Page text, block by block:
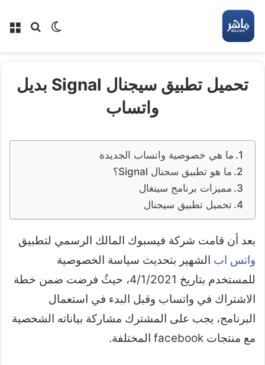
بحثالوضع
تحميل تطبيق سيجنال Signal بديل
واتساب
ما هي خصوصية واتساب الجديدة
ما هو تطبيق سجنال Signal؟
مميزات برنامج سينغال
تحميل تطبيق سيجنال
بعد أن قامت شركة فيسبوك المالك الرسمي لتطبيق
واتس اب الشهير بتحديث سياسة الخصوصية
للمستخدم بتاريخ 4/1/2021، حيثُ فرضت ضمن خطة
الاشتراك في واتساب وقبل البدء في استعمال
البرنامج، يجب على المشترك مشاركة بياناته الشخصية
مع منتجات facebook المختلفة.